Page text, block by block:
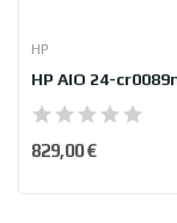
HP
829,00 €